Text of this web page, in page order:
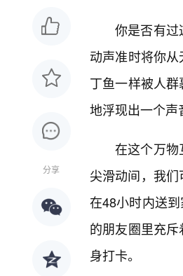
分享
你是否有
动声准时将你
丁鱼一样被人
地浮现出一个声
在这个万
尖滑动间，我
在48小时内送
的朋友圈里充
身打卡。